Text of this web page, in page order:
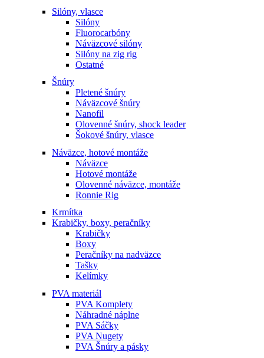
Silóny, vlasce
Silóny
Fluorocarbóny
Náväzcové silóny
Silóny na zig rig
Ostatné
Šnúry
Pletené šnúry
Náväzcové šnúry
Nanofil
Olovenné šnúry, shock leader
Šokové šnúry, vlasce
Náväzce, hotové montáže
Náväzce
Hotové montáže
Olovenné náväzce, montáže
Ronnie Rig
Krmítka
Krabičky, boxy, peračníky
Krabičky
Boxy
Peračníky na nadväzce
Tašky
Kelímky
PVA materiál
PVA Komplety
Náhradné náplne
PVA Sáčky
PVA Nugety
PVA Šnúry a pásky